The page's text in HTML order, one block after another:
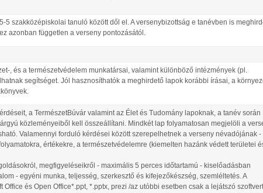
szakközépiskolai tanuló között dől el. A versenybizottság e tanévben is
azonban független a verseny pontozásától.
, és a természetvédelem munkatársai, valamint különböző intézmények (pl.
segítséget. Jól hasznosíthatók a meghirdető lapok korábbi írásai, a
a TermészetBúvár valamint az Élet és Tudomány lapoknak, a tanév során
közleményeiből kell összeállítani. Mindkét lap folyamatosan megjelöli a
Valamennyi forduló kérdései között szerepelhetnek a verseny névadójának -
értékekre, a természetvédelemre (kiemelten hazánk védett területei
megfigyeléseikről - maximális 5 perces időtartamú - kiselőadásban
- egyéni munka, teljesség, szerkesztő és kifejezőkészség, szemléltetés. A
és Open Office*.ppt, *.pptx, prezi /az utóbbi esetben csak a lejátszó